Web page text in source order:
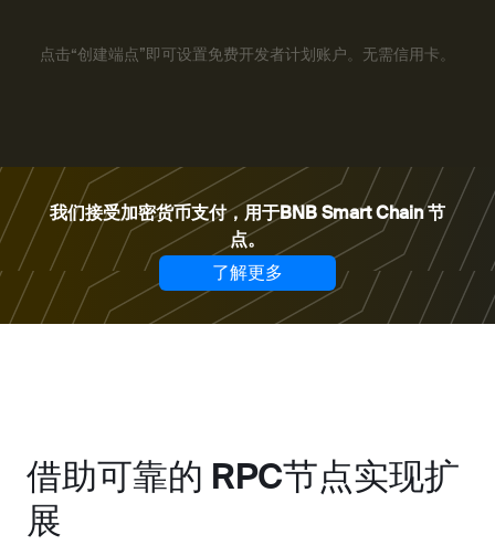
点击“创建端点”即可设置免费开发者计划账户。无需信用卡。
我们接受加密货币支付，用于BNB Smart Chain 节
点。
了解更多
借助可靠的 RPC节点实现扩
展